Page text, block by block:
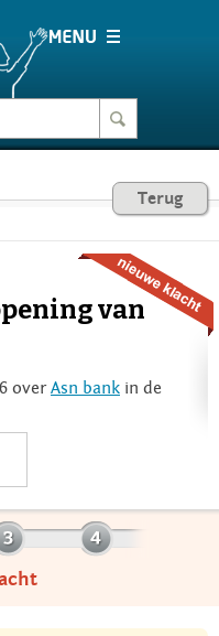
Terug
van
overAsn bank in de